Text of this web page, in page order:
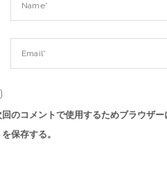
回のコメントで使用するためブラウザ
保存する。